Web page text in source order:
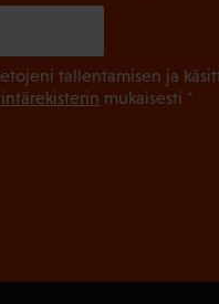
tallentamisen ja
mukaisesti *